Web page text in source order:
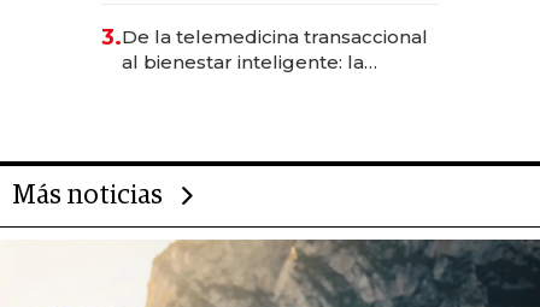
las marcas "fast premium"
3.De la telemedicina transaccional
al bienestar inteligente: la
Más noticias